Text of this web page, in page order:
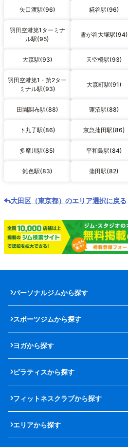
矢口渡駅(96) 糀谷駅(96)
羽田空港第1ターミナ
ル駅(95)
雪が谷大塚駅(94)
大森駅(93) 天空橋駅(93)
羽田空港第1・第2ター
ミナル駅(93)
大森町駅(91)
田園調布駅(88) 蓮沼駅(88)
下丸子駅(86) 京急蒲田駅(86)
多摩川駅(85) 平和島駅(84)
雑色駅(83) 蒲田駅(82)
大田区（東京都）のエリア選択に戻る
パーソナルジムから探す
スポーツジムから探す
ヨガから探す
ピラティスから探す
フィットネスクラブから探す
エリアから探す